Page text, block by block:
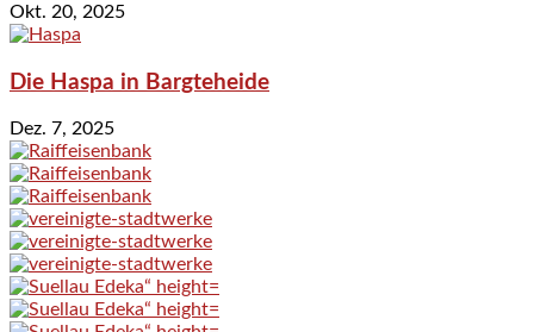
Okt. 20, 2025
Die Haspa in Bargteheide
Dez. 7, 2025